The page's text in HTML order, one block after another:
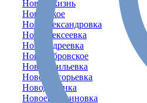
Новая Жизнь
Новенькое
Новоалександровка
Новоалексеевка
Новоандреевка
Новобобровское
Нововасильевка
Новогригорьевка
Новодолинка
Новоекатериновка